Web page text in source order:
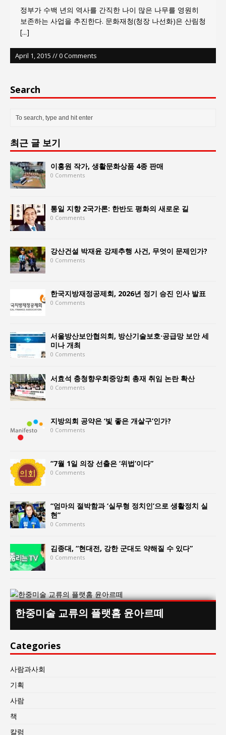
정부가 수백 년의 역사를 간직한 나이 많은 나무를 영원히
보존하는 사업을 추진한다. 문화재청(청장 나선화)은 산림청
[...]
April 1, 2015 // 0 Comments
Search
최근 글 보기
이홍원 작가, 생활문화상품 4종 판매
0 Comments
통일 지향 2국가론: 한반도 평화의 새로운 길
0 Comments
강산건설 박재윤 강제추행 사건, 무엇이 문제인가?
0 Comments
한국지방재정공제회, 2026년 정기 승진 인사 발표
0 Comments
서울방산보안협의회, 방산기술보호·공급망 보안 세
미나 개최
0 Comments
서효석 충청향우회중앙회 총재 취임 논란 확산
0 Comments
지방의회 공약은 ‘빛 좋은 개살구’인가?
0 Comments
“7월 1일 의장 선출은 ‘위법’이다”
0 Comments
“엄마의 절박함과 ‘실무형 정치인’으로 생활정치 실
현”
0 Comments
김종대, “현대전, 강한 군대도 약해질 수 있다”
0 Comments
한중미술 교류의 플랫홈 윤아르떼
Categories
사람과사회
기획
사람
책
칼럼